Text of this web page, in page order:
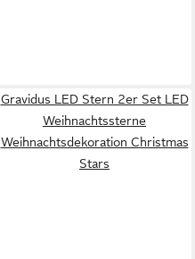
Gravidus LED Stern 2er Set LED
Weihnachtssterne
Weihnachtsdekoration Christmas
Stars